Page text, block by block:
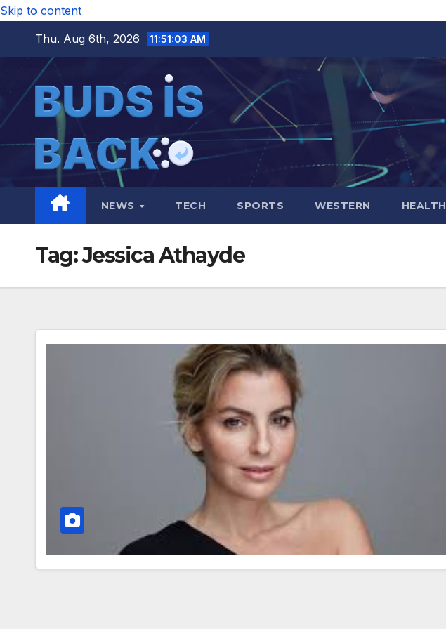
Skip to content
Thu. Aug 6th, 2026
11:51:04 AM
NEWS TECH SPORTS WESTERN HEALTH
Tag:Jessica Athayde